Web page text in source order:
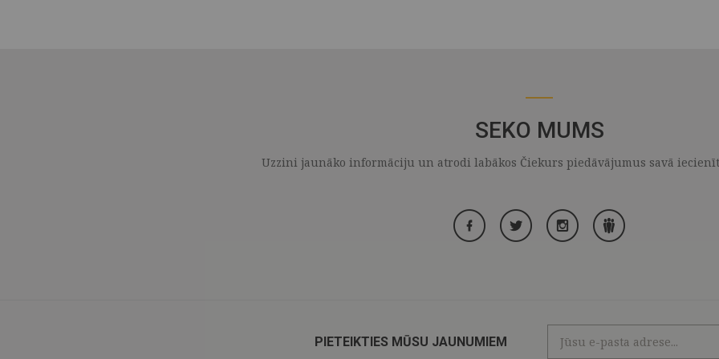
SEKO MUMS
Uzzini jaunāko informāciju un atrodi labākos Čiekurs piedāvājumus savā
PIETEIKTIES MŪSU JAUNUMIEM